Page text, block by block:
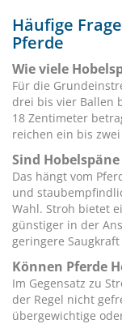
Häufige
Pferde
Wie viele
Für die
drei bis vier Ballen
18 Zentimeter
reichen ein bis
Sind
Das hängt vom
und
Wahl. Stroh bietet
günstiger in der
geringere
Können Pferde
Im Gegensatz zu
der Regel nicht
übergewichtige